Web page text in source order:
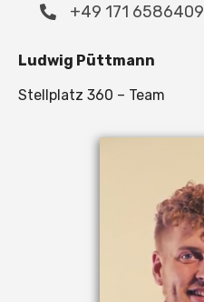
+49 171 6586409
Ludwig Püttmann
Stellplatz 360 – Team